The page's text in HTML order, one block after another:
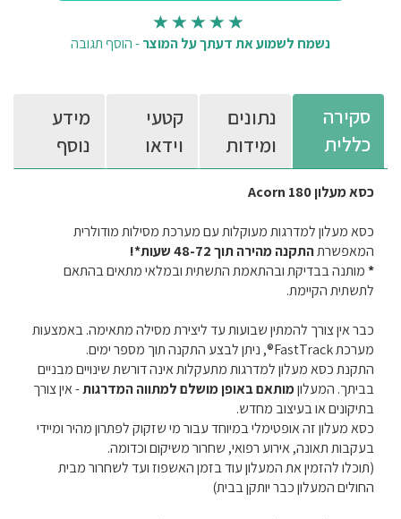
נשמח לשמוע את דעתך על המוצר-הוסף תגובה
סקירה
כללית
נתונים
ומידות
קטעי
וידאו
מידע
נוסף
כסא מעלון Acorn 180
כסא מעלון למדרגות מעוקלות עם מערכת מסילות מודולרית
המאפשרתהתקנה מהירה תוך 48-72 שעות*!
*מותנה בבדיקת ובהתאמת התשתית ובמלאי מתאים בהתאם
לתשתית הקיימת.
כבר אין צורך להמתין שבועות עד ליצירת מסילה מתאימה. באמצעות
מערכת FastTrack®, ניתן לבצע התקנה תוך מספר ימים.
התקנת כסא מעלון למדרגות מתעקלות אינה דורשת שינויים מבניים
בביתך. המעלוןמותאם באופן מושלם למתווה המדרגות- אין צורך
בתיקונים או בעיצוב מחדש.
כסא מעלון זה אופטימלי במיוחד עבור מי שזקוק לפתרון מהיר ומיידי
בעקבות תאונה, אירוע רפואי, שחרור משיקום וכדומה.
(תוכלו להזמין את המעלון עוד בזמן האשפוז ועד לשחרור מבית
החולים המעלון כבר יותקן בבית)